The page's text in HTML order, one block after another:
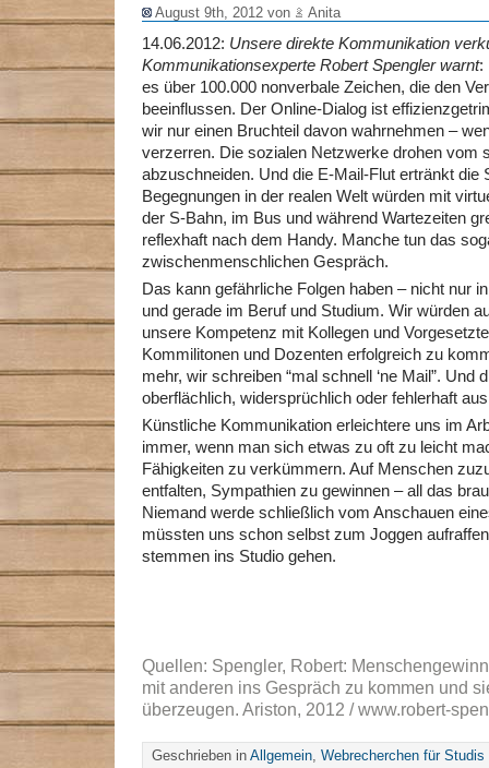
August 9th, 2012 von Anita
14.06.2012: Unsere direkte Kommunikation
Kommunikationsexperte Robert Spengler warnt:
es über 100.000 nonverbale Zeichen, die den
beeinflussen. Der Online-Dialog ist
wir nur einen Bruchteil davon wahrnehmen –
verzerren. Die sozialen Netzwerke drohen vom
abzuschneiden. Und die E-Mail-Flut ertränkt die
Begegnungen in der realen Welt würden mit
der S-Bahn, im Bus und während Wartezeiten
reflexhaft nach dem Handy. Manche tun das
zwischenmenschlichen Gespräch.
Das kann gefährliche Folgen haben – nicht nur
und gerade im Beruf und Studium. Wir würden
unsere Kompetenz mit Kollegen und
Kommilitonen und Dozenten erfolgreich zu
mehr, wir schreiben “mal schnell ‘ne Mail”. Und
oberflächlich, widersprüchlich oder fehlerhaft
Künstliche Kommunikation erleichtere uns im
immer, wenn man sich etwas zu oft zu leicht
Fähigkeiten zu verkümmern. Auf Menschen
entfalten, Sympathien zu gewinnen – all das
Niemand werde schließlich vom Anschauen
müssten uns schon selbst zum Joggen
stemmen ins Studio gehen.
Quellen: Spengler, Robert:
mit anderen ins Gespräch zu kommen und
überzeugen. Ariston, 2012 / www.robert-
Geschrieben in Allgemein, Webrecherchen für Studis